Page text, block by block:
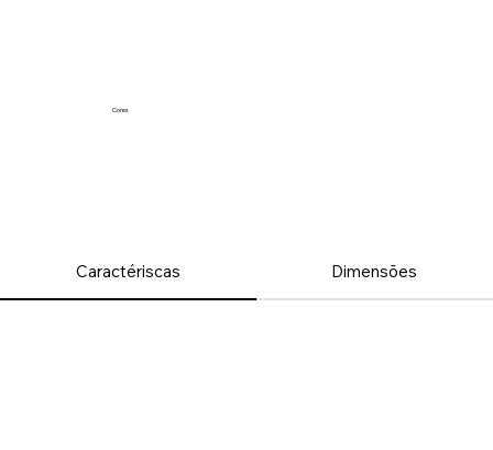
Cores
Caractériscas Dimensões